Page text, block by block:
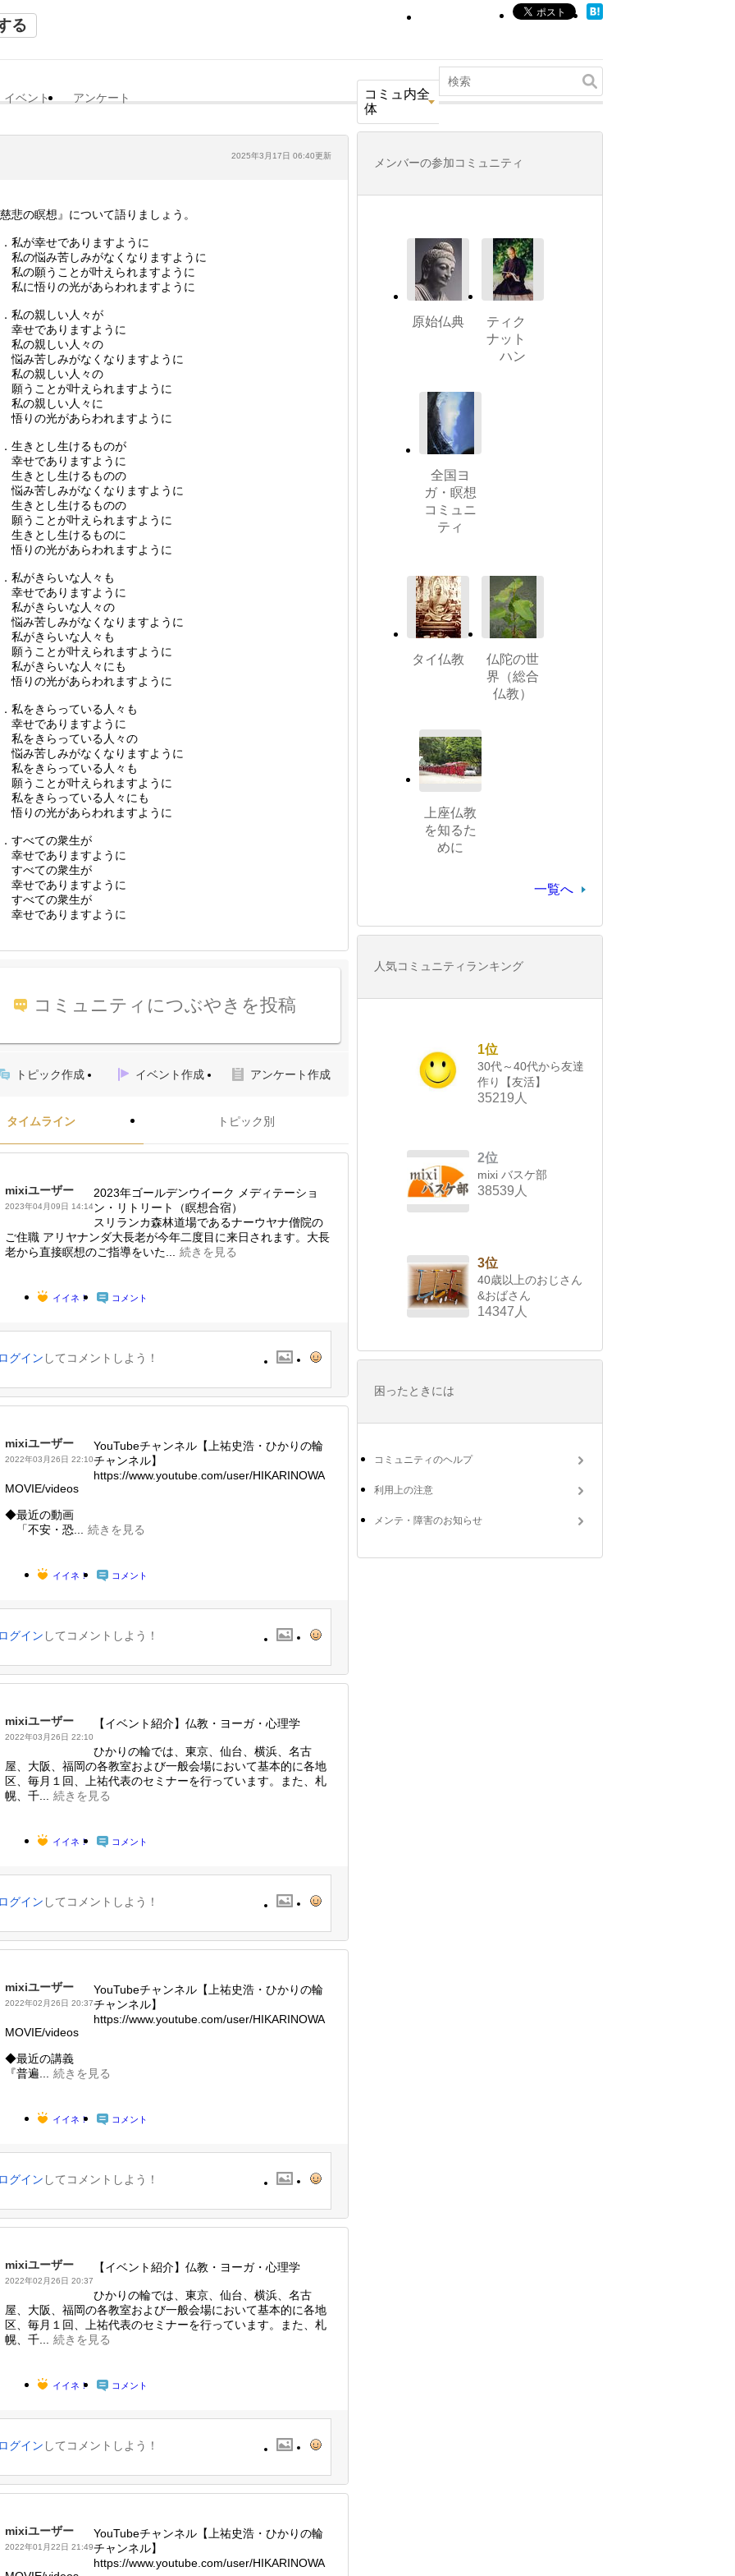
る
イベント アンケート
コミュ内全
体
2025年3月17日 06:40更新
悲の瞑想』について語りましょう。
私が幸せでありますように
悩み苦しみがなくなりますように
願うことが叶えられますように
悟りの光があらわれますように
私の親しい人々が
でありますように
の親しい人々の
苦しみがなくなりますように
の親しい人々の
ことが叶えられますように
の親しい人々に
の光があらわれますように
生きとし生けるものが
でありますように
きとし生けるものの
苦しみがなくなりますように
きとし生けるものの
ことが叶えられますように
とし生けるものに
の光があらわれますように
私がきらいな人々も
でありますように
がきらいな人々の
苦しみがなくなりますように
がきらいな人々も
ことが叶えられますように
きらいな人々にも
の光があらわれますように
私をきらっている人々も
でありますように
きらっている人々の
苦しみがなくなりますように
きらっている人々も
ことが叶えられますように
きらっている人々にも
の光があらわれますように
すべての衆生が
でありますように
べての衆生が
でありますように
べての衆生が
でありますように
コミュニティにつぶやきを投稿
トピック作成 イベント作成 アンケート作成
タイムライン トピック別
mixiユーザー
2023年04月09日 14:14
2023年ゴールデンウイーク メディテーショ
ン・リトリート（瞑想合宿）
スリランカ森林道場であるナーウヤナ僧院の
ご住職 アリヤナンダ大長老が今年二度目に来日されます。大長
老から直接瞑想のご指導をいた...
続きを見る
イイネ！ コメント
グイン してコメントしよう！
mixiユーザー
2022年03月26日 22:10
YouTubeチャンネル【上祐史浩・ひかりの輪
チャンネル】
https://www.youtube.com/user/HIKARINOWA
MOVIE/videos
◆最近の動画
「不安・恐...
続きを見る
イイネ！ コメント
グイン してコメントしよう！
mixiユーザー
2022年03月26日 22:10
【イベント紹介】仏教・ヨーガ・心理学
ひかりの輪では、東京、仙台、横浜、名古
屋、大阪、福岡の各教室および一般会場において基本的に各地
区、毎月１回、上祐代表のセミナーを行っています。また、札
幌、千...
続きを見る
イイネ！ コメント
グイン してコメントしよう！
mixiユーザー
2022年02月26日 20:37
YouTubeチャンネル【上祐史浩・ひかりの輪
チャンネル】
https://www.youtube.com/user/HIKARINOWA
MOVIE/videos
◆最近の講義
『普遍...
続きを見る
イイネ！ コメント
グイン してコメントしよう！
mixiユーザー
2022年02月26日 20:37
【イベント紹介】仏教・ヨーガ・心理学
ひかりの輪では、東京、仙台、横浜、名古
屋、大阪、福岡の各教室および一般会場において基本的に各地
区、毎月１回、上祐代表のセミナーを行っています。また、札
幌、千...
続きを見る
イイネ！ コメント
グイン してコメントしよう！
mixiユーザー
2022年01月22日 21:49
YouTubeチャンネル【上祐史浩・ひかりの輪
チャンネル】
https://www.youtube.com/user/HIKARINOWA
メンバーの参加コミュニティ
原始仏典
ティク
ナット
ハン
全国ヨ
ガ・瞑想
コミュニ
ティ
タイ仏教
仏陀の世
界（総合
仏教）
上座仏教
を知るた
めに
一覧へ
人気コミュニティランキング
1位
30代～40代から友達
作り【友活】
35219人
2位
mixi バスケ部
38539人
3位
40歳以上のおじさん
&おばさん
14347人
困ったときには
コミュニティのヘルプ
利用上の注意
メンテ・障害のお知らせ